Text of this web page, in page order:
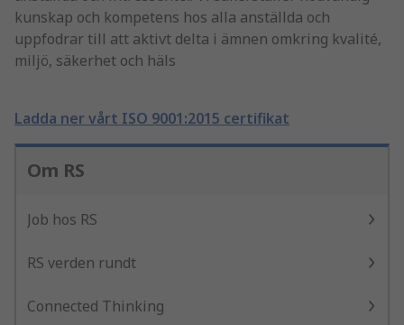
kunskap och kompetens hos alla anställda och
uppfodrar till att aktivt delta i ämnen omkring kvalité,
miljö, säkerhet och häls
Ladda ner vårt ISO 9001:2015 certifikat
Om RS
Job hos RS
RS verden rundt
Connected Thinking